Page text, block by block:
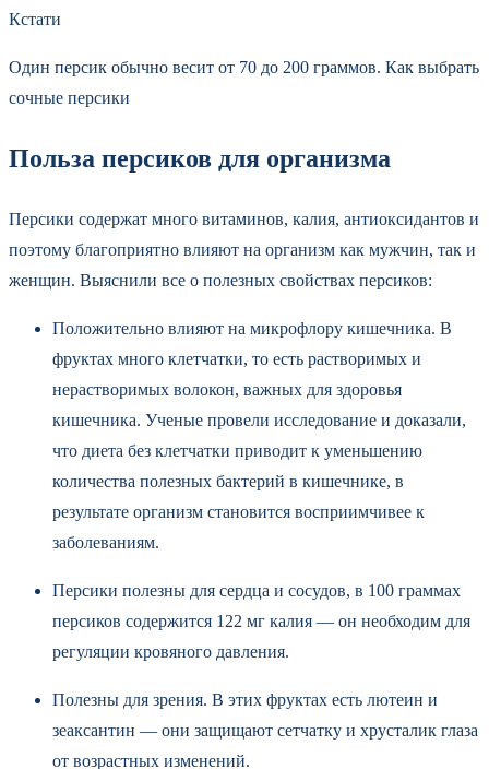
Кстати
Один персик обычно весит от 70 до 200 граммов. Как выбрать
сочные персики
Польза персиков для организма
Персики содержат много витаминов, калия, антиоксидантов и
поэтому благоприятно влияют на организм как мужчин, так и
женщин. Выяснили все о полезных свойствах персиков:
Положительно влияют на микрофлору кишечника. В
фруктах много клетчатки, то есть растворимых и
нерастворимых волокон, важных для здоровья
кишечника. Ученые провели исследование и доказали,
что диета без клетчатки приводит к уменьшению
количества полезных бактерий в кишечнике, в
результате организм становится восприимчивее к
заболеваниям.
Персики полезны для сердца и сосудов, в 100 граммах
персиков содержится 122 мг калия — он необходим для
регуляции кровяного давления.
Полезны для зрения. В этих фруктах есть лютеин и
зеаксантин — они защищают сетчатку и хрусталик глаза
от возрастных изменений.